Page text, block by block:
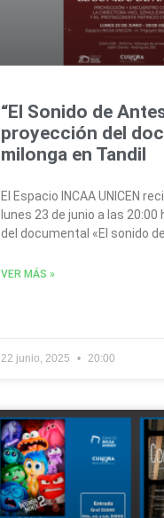
“El Sonido de
proyección del
milonga en Tandil
El Espacio INCAA UNICEN
lunes 23 de junio a las 20:00
del documental «El sonido
VER MÁS »
22 junio, 2025 20:00